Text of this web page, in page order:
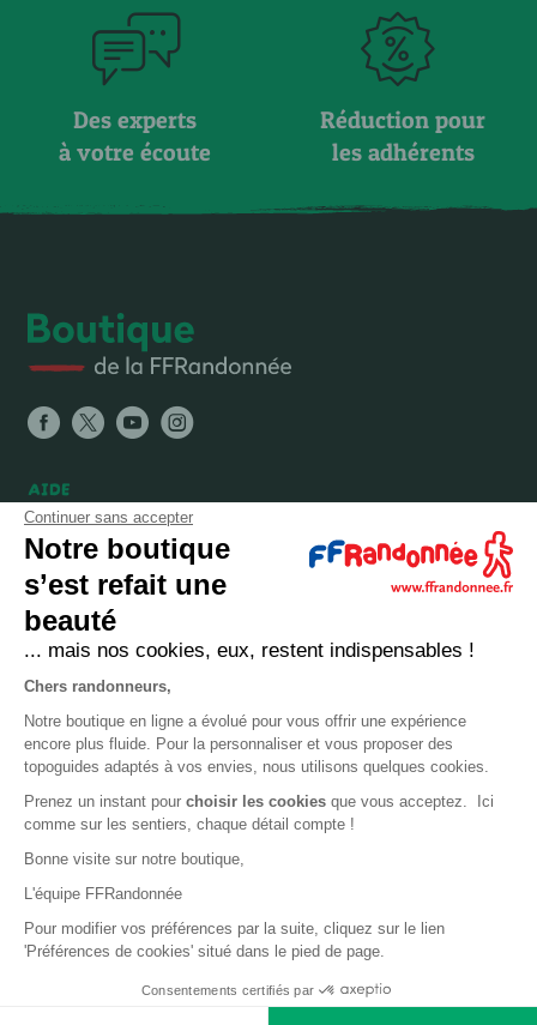
Des experts
à votre écoute
Réduction pour
les adhérents
AIDE
FAQ
Expéditions, livraisons et retours
Nous contacter
Qui sommes-nous ?
Comment devenir adhérent ?
Mentions légales
CGV et politique de confidentialité
Cookies
LA FÉDÉRATION
Continuer sans accepter
Notre boutique
s’est refait une
beauté
... mais nos cookies, eux, restent indispensables !
Chers randonneurs,
Notre boutique en ligne a évolué pour vous offrir une expérience
encore plus fluide. Pour la personnaliser et vous proposer des
topoguides adaptés à vos envies, nous utilisons quelques cookies.
Prenez un instant pour choisir les cookies que vous acceptez. Ici
comme sur les sentiers, chaque détail compte !
Bonne visite sur notre boutique,
L'équipe FFRandonnée
Pour modifier vos préférences par la suite, cliquez sur le lien
'Préférences de cookies' situé dans le pied de page.
Consentements certifiés par